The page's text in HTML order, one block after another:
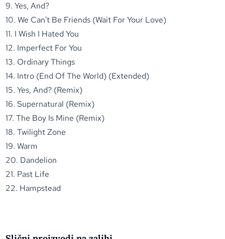
9. Yes, And?
10. We Can't Be Friends (Wait For Your Love)
11. I Wish I Hated You
12. Imperfect For You
13. Ordinary Things
14. Intro (End Of The World) (Extended)
15. Yes, And? (Remix)
16. Supernatural (Remix)
17. The Boy Is Mine (Remix)
18. Twilight Zone
19. Warm
20. Dandelion
21. Past Life
22. Hampstead